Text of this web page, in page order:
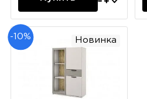
-10% Новинка